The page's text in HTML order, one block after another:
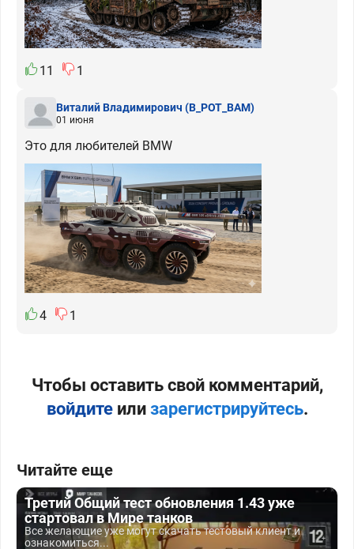
11 1
Виталий Владимирович (B_POT_BAM)
01 июня
Это для любителей BMW
4 1
Чтобы оставить свой комментарий,
войдитеили зарегистрируйтесь.
Читайте еще
Третий Общий тест обновления 1.43 уже
стартовал в Мире танков
Все желающие уже могут скачать тестовый клиент и
ознакомиться...